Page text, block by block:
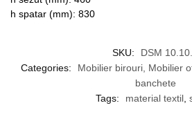
h spatar (mm): 830
SKU:
DSM
Categories:
Mobilier birouri, Mobilier
banchete
Tags:
material textil,